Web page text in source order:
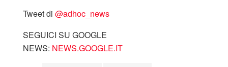
Tweet di ‎@adhoc_news
SEGUICI SU GOOGLE
NEWS: NEWS.GOOGLE.IT